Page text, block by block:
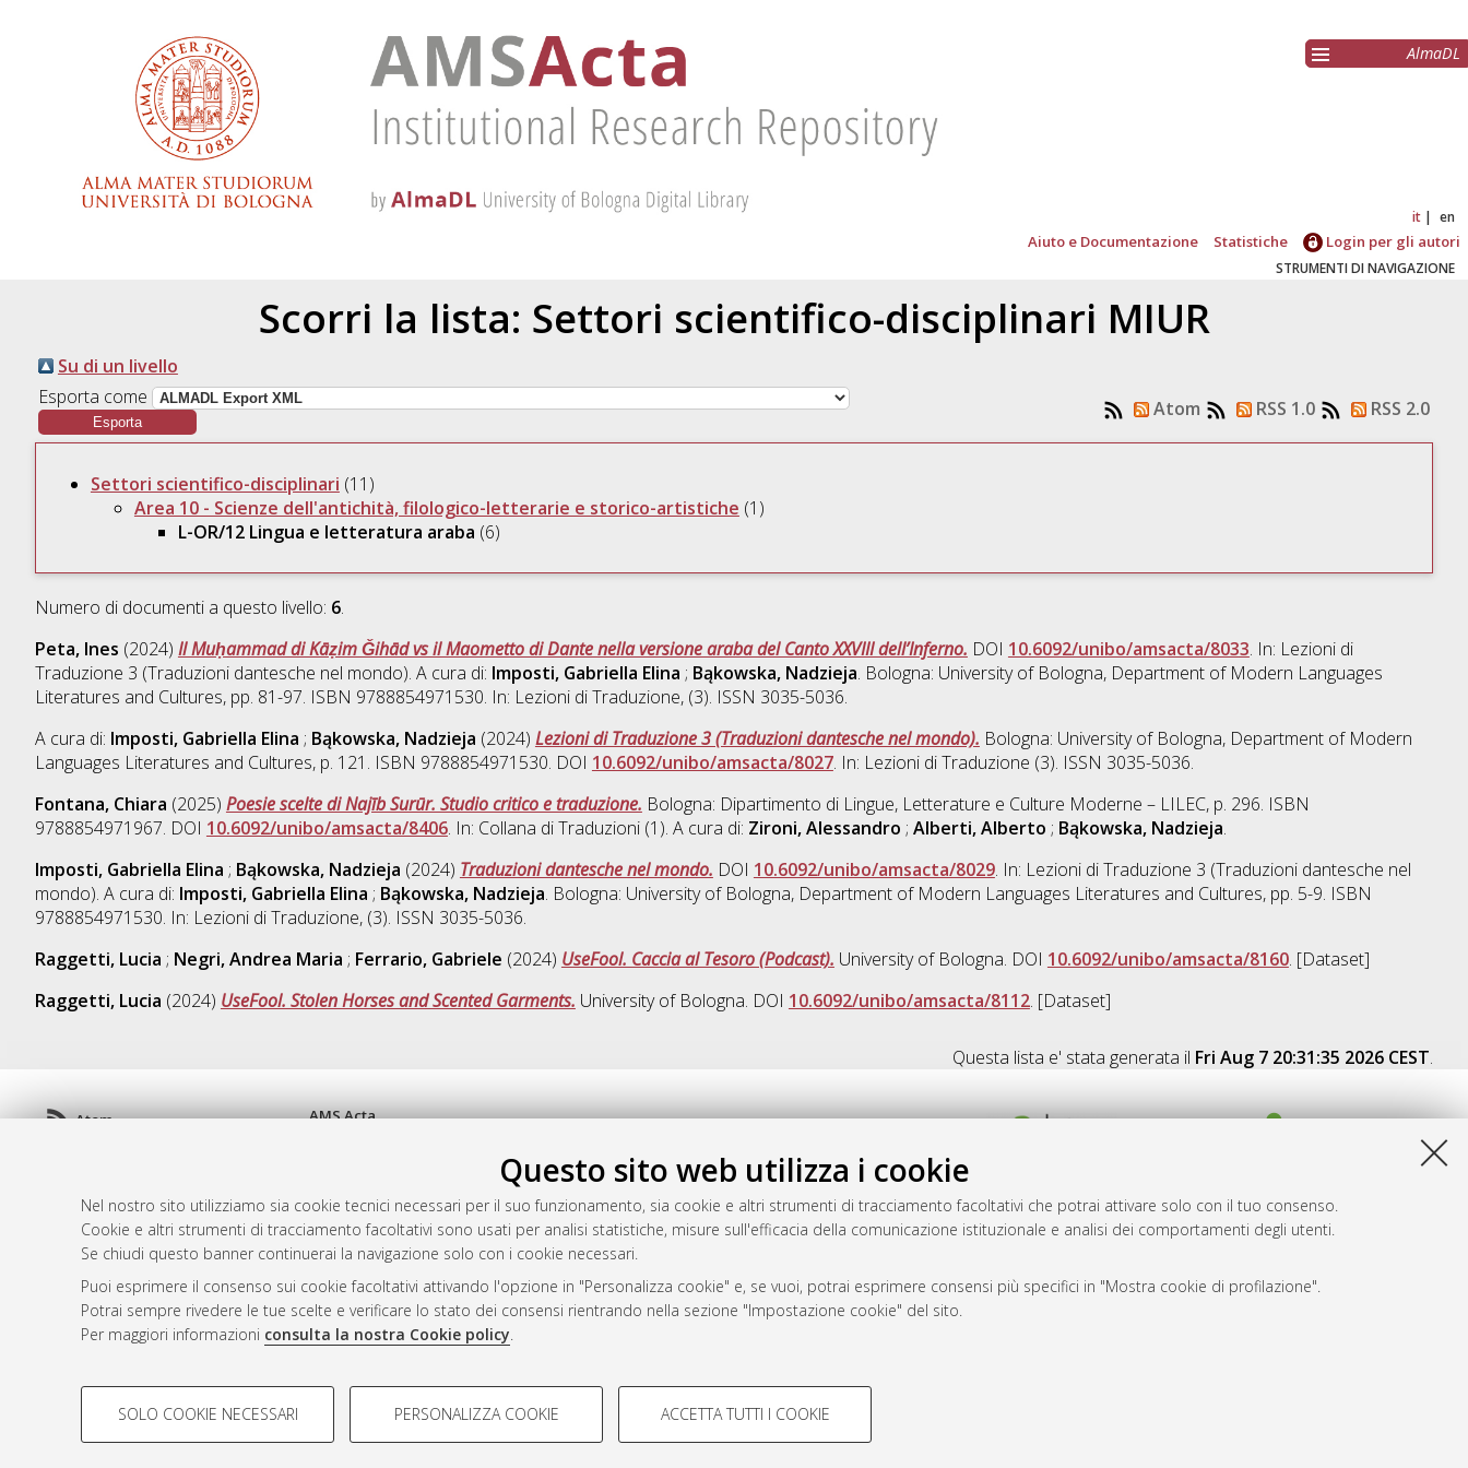
Questo sito web utilizza i cookie
Nel nostro sito utilizziamo sia cookie tecnici necessari per il suo funzionamento, sia cookie e altri strumenti di tracciamento facoltativi che potrai attivare solo con il tuo consenso.
Cookie e altri strumenti di tracciamento facoltativi sono usati per analisi statistiche, misure sull'efficacia della comunicazione istituzionale e analisi dei comportamenti degli utenti.
Se chiudi questo banner continuerai la navigazione solo con i cookie necessari.
Puoi esprimere il consenso sui cookie facoltativi attivando l'opzione in "Personalizza cookie" e, se vuoi, potrai esprimere consensi più specifici in "Mostra cookie di profilazione".
Potrai sempre rivedere le tue scelte e verificare lo stato dei consensi rientrando nella sezione "Impostazione cookie" del sito.
Per maggiori informazioni consulta la nostra Cookie policy.
COOKIE DI PROFILAZIONE - FACOLTATIVI COOKIE TECNICI - NECESSARI
SOLO COOKIE NECESSARI PERSONALIZZA COOKIE ACCETTA TUTTI I COOKIE
AlmaDL
it en
Aiuto e Documentazione Statistiche Login per gli autori
STRUMENTI DI NAVIGAZIONE
Scorri la lista: Settori scientifico-disciplinari MIUR
Su di un livello
Esporta come
Atom RSS 1.0 RSS 2.0
Settori scientifico-disciplinari (11)
Area 10 - Scienze dell'antichità, filologico-letterarie e storico-artistiche (1)
L-OR/12 Lingua e letteratura araba (6)
Numero di documenti a questo livello: 6.
Peta, Ines (2024) Il Muḥammad di Kāẓim Ǧihād vs il Maometto di Dante nella versione araba del Canto XXVIII dell’Inferno. DOI 10.6092/unibo/amsacta/8033. In: Lezioni di
Traduzione 3 (Traduzioni dantesche nel mondo). A cura di: Imposti, Gabriella Elina ; Bąkowska, Nadzieja. Bologna: University of Bologna, Department of Modern Languages
Literatures and Cultures, pp. 81-97. ISBN 9788854971530. In: Lezioni di Traduzione, (3). ISSN 3035-5036.
A cura di: Imposti, Gabriella Elina ; Bąkowska, Nadzieja (2024) Lezioni di Traduzione 3 (Traduzioni dantesche nel mondo). Bologna: University of Bologna, Department of Modern
Languages Literatures and Cultures, p. 121. ISBN 9788854971530. DOI 10.6092/unibo/amsacta/8027. In: Lezioni di Traduzione (3). ISSN 3035-5036.
Fontana, Chiara (2025) Poesie scelte di Najīb Surūr. Studio critico e traduzione. Bologna: Dipartimento di Lingue, Letterature e Culture Moderne – LILEC, p. 296. ISBN
9788854971967. DOI 10.6092/unibo/amsacta/8406. In: Collana di Traduzioni (1). A cura di: Zironi, Alessandro ; Alberti, Alberto ; Bąkowska, Nadzieja.
Imposti, Gabriella Elina ; Bąkowska, Nadzieja (2024) Traduzioni dantesche nel mondo. DOI 10.6092/unibo/amsacta/8029. In: Lezioni di Traduzione 3 (Traduzioni dantesche nel
mondo). A cura di: Imposti, Gabriella Elina ; Bąkowska, Nadzieja. Bologna: University of Bologna, Department of Modern Languages Literatures and Cultures, pp. 5-9. ISBN
9788854971530. In: Lezioni di Traduzione, (3). ISSN 3035-5036.
Raggetti, Lucia ; Negri, Andrea Maria ; Ferrario, Gabriele (2024) UseFool. Caccia al Tesoro (Podcast). University of Bologna. DOI 10.6092/unibo/amsacta/8160. [Dataset]
Raggetti, Lucia (2024) UseFool. Stolen Horses and Scented Garments. University of Bologna. DOI 10.6092/unibo/amsacta/8112. [Dataset]
Questa lista e' stata generata il Fri Aug 7 20:31:35 2026 CEST.
Atom
AMS Acta
doi.org/10.17616/R3P19R
Servizio implementato e gestito da
AlmaDL
Impostazioni Cookie
Informativa sulla privacy
Condizioni d'uso del sito
Mission e policies del repository
© ALMA MATER STUDIORUM - Università d Bologna, 2007-2026.